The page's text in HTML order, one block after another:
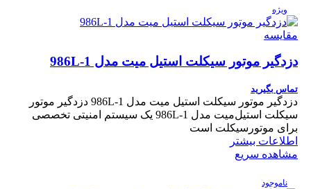
ویژه
مقایسه
دزدگیر موتور سیکلت استیل میت مدل 986L-1
تماس بگیرید
دزدگیر موتور سیکلت استیل میت مدل 986L-1 دزدگیر موتور
سیکلت استیل‌میت مدل 986L-1 یک سیستم امنیتی تخصصی
برای موتورسیکلت است
اطلاعات بیشتر
مشاهده سریع
ناموجود